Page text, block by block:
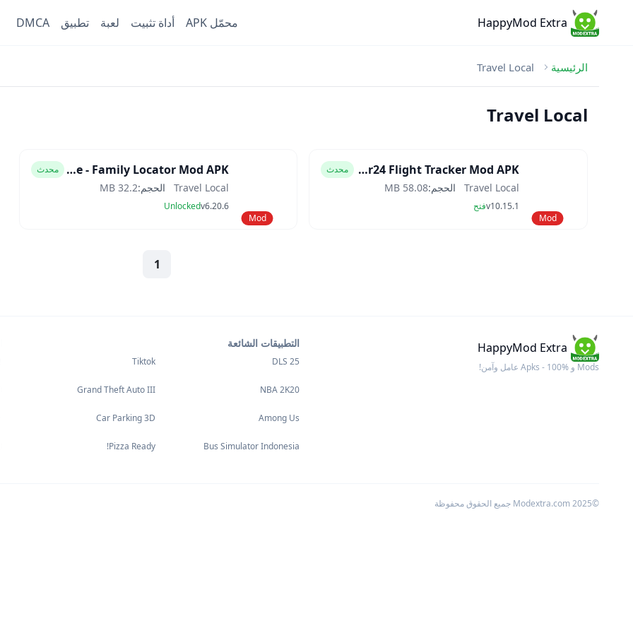
HappyMod Extra محمّل APK أداة تثبيت لعبة تطبيق DMCA
الرئيسية Travel Local
Travel Local
Mod
Flightradar24 Flight Tracker Mod APK محدث
Travel Local الحجم:58.08 MB
v10.15.1فتح
Mod
Find my Phone - Family Locator Mod APK محدث
Travel Local الحجم:32.2 MB
v6.20.6
Unlocked
1
HappyMod Extra
Mods و Apks - 100% عامل وآمن!
التطبيقات الشائعة
DLS 25
Tiktok
NBA 2K20
Grand Theft Auto III
Among Us
Car Parking 3D
Bus Simulator Indonesia
Pizza Ready!
©2025 Modextra.com جميع الحقوق محفوظة